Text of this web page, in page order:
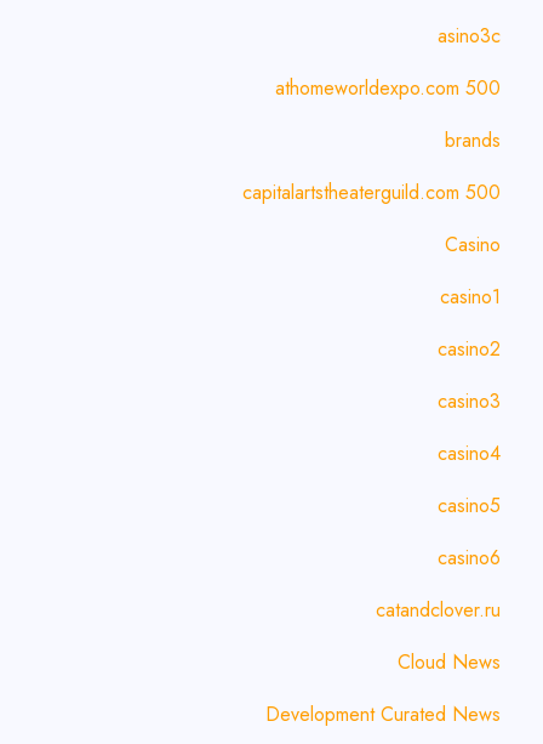
asino3c
athomeworldexpo.com 500
brands
capitalartstheaterguild.com 500
Casino
casino1
casino2
casino3
casino4
casino5
casino6
catandclover.ru
Cloud News
Development Curated News